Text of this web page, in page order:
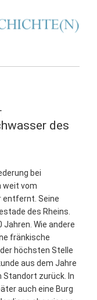
des
bei
weit vom
entfernt. Seine
des Rheins.
Wie andere
fränkische
höchsten Stelle
aus dem Jahre
Standort zurück. In
auch eine Burg